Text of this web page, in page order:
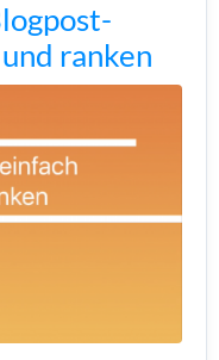
ranken